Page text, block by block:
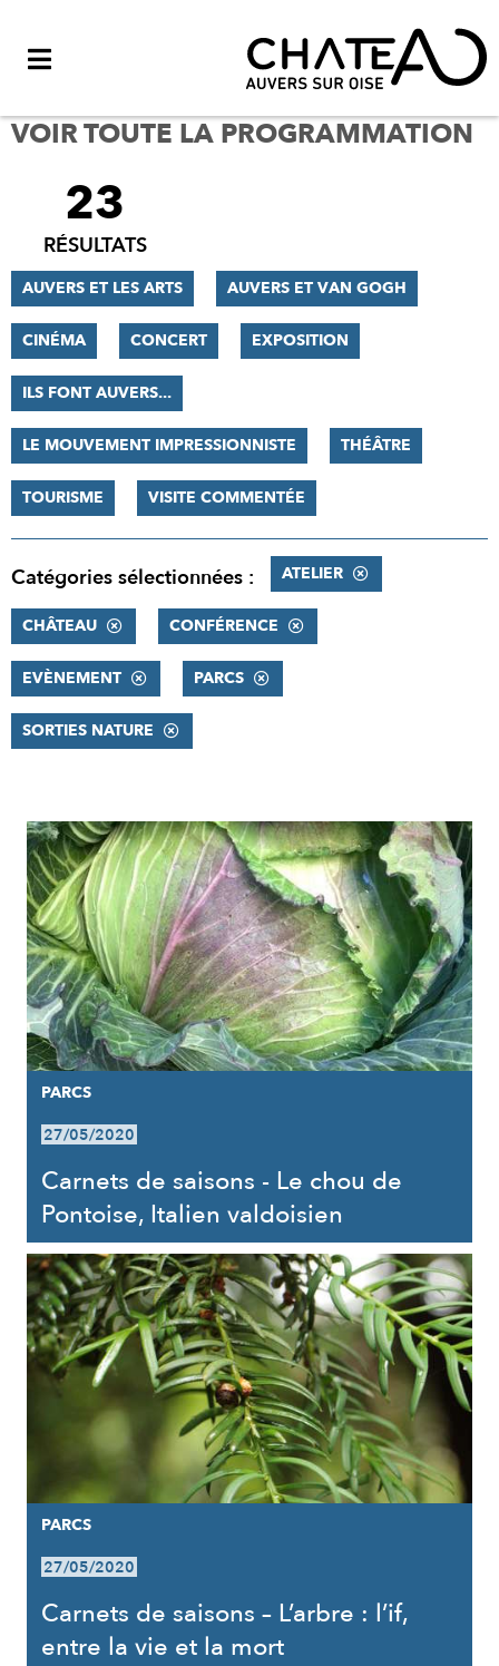
VOIR TOUTE LA PROGRAMMATION
FILTRER
RÉSULTATS
23
RÉSULTATS
AUVERS ET LES ARTS AUVERS ET VAN GOGH
CINÉMA CONCERT EXPOSITION
ILS FONT AUVERS...
LE MOUVEMENT IMPRESSIONNISTE THÉÂTRE
TOURISME VISITE COMMENTÉE
Catégories sélectionnées : ATELIER
CHÂTEAU CONFÉRENCE
EVÈNEMENT PARCS
SORTIES NATURE
RÉSULTATS
PARCS
27/05/2020
Carnets de saisons - Le chou de
Pontoise, Italien valdoisien
PARCS
27/05/2020
Carnets de saisons – L’arbre : l’if,
entre la vie et la mort